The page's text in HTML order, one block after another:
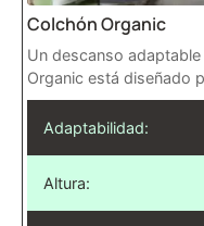
Colchón Organic
Un descanso
Organic está diseñado
Adaptabilidad:
Altura: